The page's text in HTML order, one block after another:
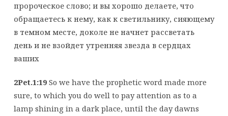
пророческое слово; и вы хорошо делаете, что
обращаетесь к нему, как к светильнику, сияющему
в темном месте, доколе не начнет рассветать
день и не взойдет утренняя звезда в сердцах
ваших
2Pet.1:19So we have the prophetic word made more
sure, to which you do well to pay attention as to a
lamp shining in a dark place, until the day dawns